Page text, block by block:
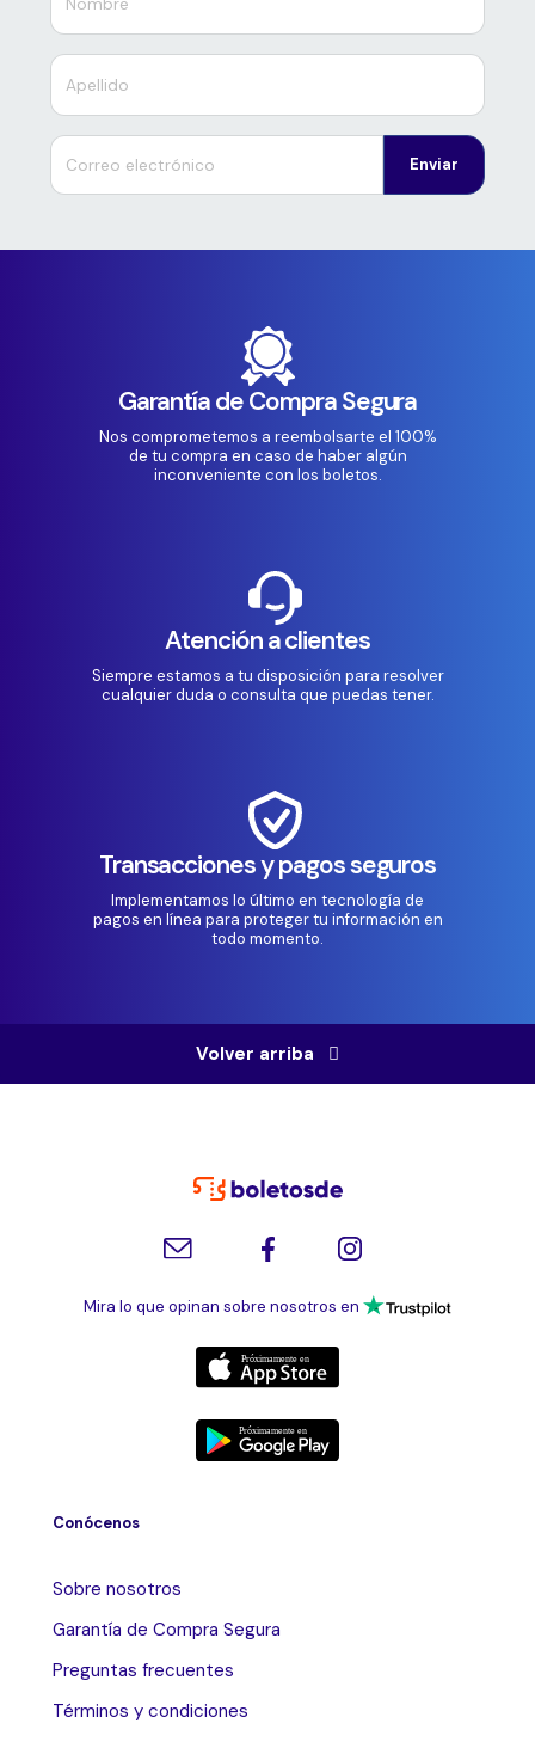
Enviar
Garantía de Compra Segura
Nos comprometemos a reembolsarte el 100%
de tu compra en caso de haber algún
inconveniente con los boletos.
Atención a clientes
Siempre estamos a tu disposición para resolver
cualquier duda o consulta que puedas tener.
Transacciones y pagos seguros
Implementamos lo último en tecnología de
pagos en línea para proteger tu información en
todo momento.
Volver arriba
Mira lo que opinan sobre nosotros en
Conócenos
Sobre nosotros
Garantía de Compra Segura
Preguntas frecuentes
Términos y condiciones